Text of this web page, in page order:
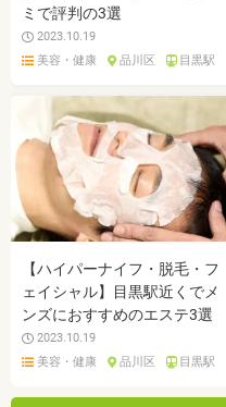
ミで評判の3選
2023.10.19
美容・健康
品川区 目黒駅
【ハイパーナイフ・脱毛・フ
ェイシャル】目黒駅近くでメ
ンズにおすすめのエステ3選
2023.10.19
美容・健康
品川区 目黒駅